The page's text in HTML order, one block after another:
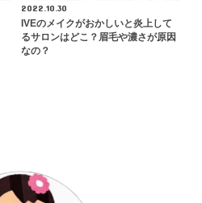
2022.10.30
IVEのメイクがおかしいと炎上して
るサロンはどこ？眉毛や濃さが原因
なの？